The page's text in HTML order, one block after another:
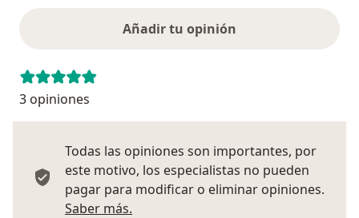
Añadir tu opinión
3 opiniones
Todas las opiniones son importantes, por
este motivo, los especialistas no pueden
pagar para modificar o eliminar opiniones.
Saber más.